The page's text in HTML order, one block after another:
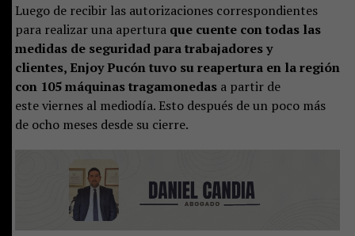
Luego de recibir las autorizaciones correspondientes
para realizar una apertura que cuente con todas las
medidas de seguridad para trabajadores y
clientes, Enjoy Pucón tuvo su reapertura en la región
con 105 máquinas tragamonedasa partir de
este viernes al mediodía. Esto después de un poco más
de ocho meses desde su cierre.